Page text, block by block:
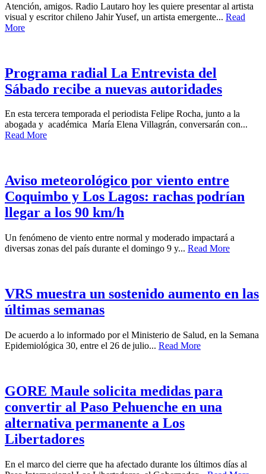
Atención, amigos. Radio Lautaro hoy les quiere presentar al artista
visual y escritor chileno Jahir Yusef, un artista emergente... Read
More
Programa radial La Entrevista del
Sábado recibe a nuevas autoridades
En esta tercera temporada el periodista Felipe Rocha, junto a la
abogada y académica María Elena Villagrán, conversarán con...
Read More
Aviso meteorológico por viento entre
Coquimbo y Los Lagos: rachas podrían
llegar a los 90 km/h
Un fenómeno de viento entre normal y moderado impactará a
diversas zonas del país durante el domingo 9 y... Read More
VRS muestra un sostenido aumento en las
últimas semanas
De acuerdo a lo informado por el Ministerio de Salud, en la Semana
Epidemiológica 30, entre el 26 de julio... Read More
GORE Maule solicita medidas para
convertir al Paso Pehuenche en una
alternativa permanente a Los
Libertadores
En el marco del cierre que ha afectado durante los últimos días al